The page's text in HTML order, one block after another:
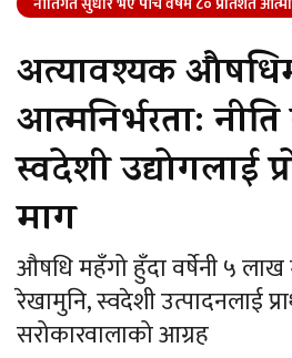
अत्यावश्यक
आत्मनिर्भरता:
स्वदेशी उद्योगलाई
माग
औषधि महँगो हुँदा वर्षेनी ५ लाख
रेखामुनि, स्वदेशी उत्पादनलाई
सरोकारवालाको आग्रह